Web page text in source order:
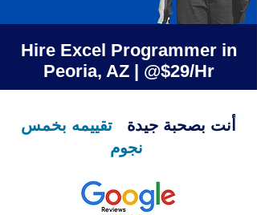
Hire Excel Programmer in
Peoria, AZ | @$29/Hr
أنت بصحبة جيدة
تقييمه بخمس
نجوم